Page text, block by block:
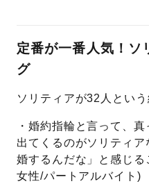
定番が一番人気！ソ
グ
ソリティアが32人という
・婚約指輪と言って、
出てくるのがソリティ
婚するんだな」と感じ
女性/パートアルバイト)